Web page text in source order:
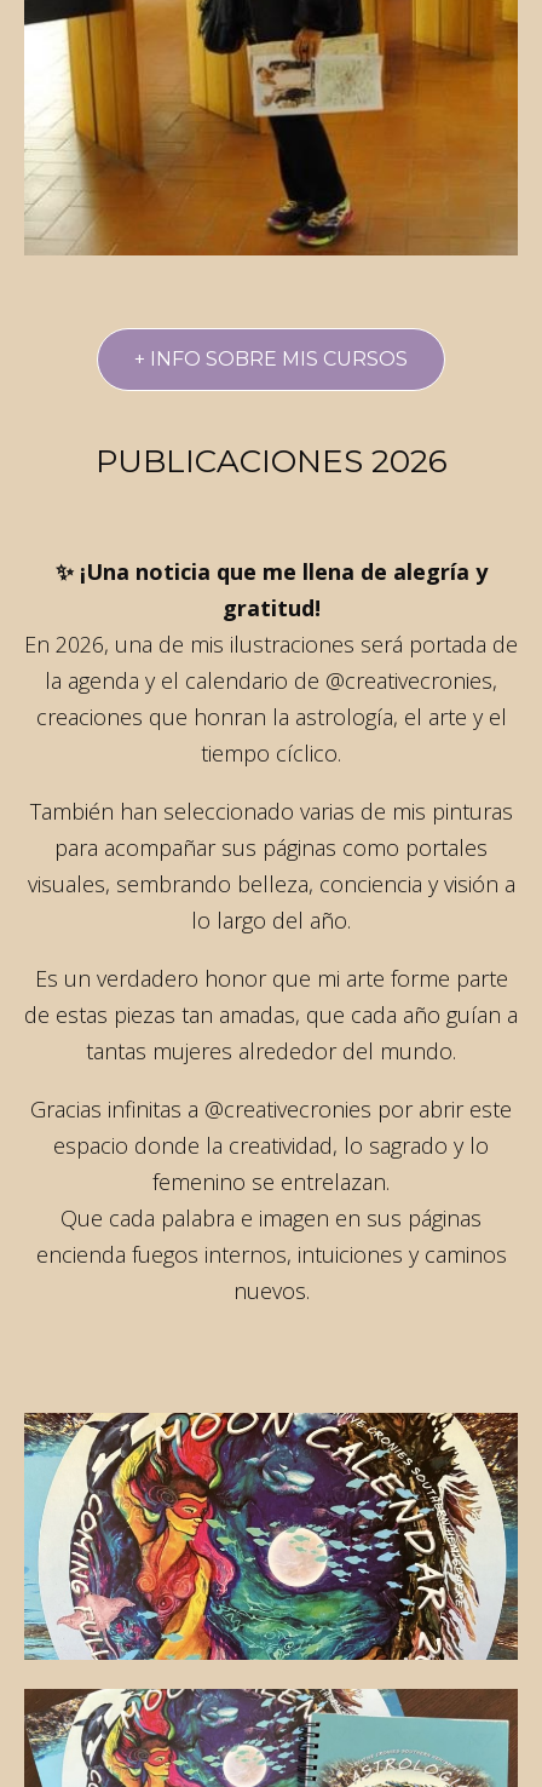
+ INFO SOBRE MIS CURSOS
PUBLICACIONES 2026
✨ ¡Una noticia que me llena de alegría y
gratitud!
En 2026, una de mis ilustraciones será portada de
la agenda y el calendario de @creativecronies,
creaciones que honran la astrología, el arte y el
tiempo cíclico.
También han seleccionado varias de mis pinturas
para acompañar sus páginas como portales
visuales, sembrando belleza, conciencia y visión a
lo largo del año.
Es un verdadero honor que mi arte forme parte
de estas piezas tan amadas, que cada año guían a
tantas mujeres alrededor del mundo.
Gracias infinitas a @creativecronies por abrir este
espacio donde la creatividad, lo sagrado y lo
femenino se entrelazan.
Que cada palabra e imagen en sus páginas
encienda fuegos internos, intuiciones y caminos
nuevos.